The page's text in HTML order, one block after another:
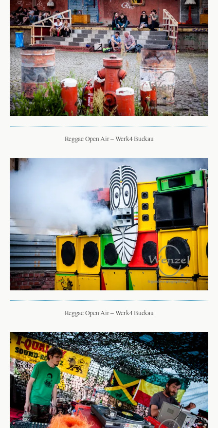
Reggae Open Air – Werk4 Buckau
Reggae Open Air – Werk4 Buckau